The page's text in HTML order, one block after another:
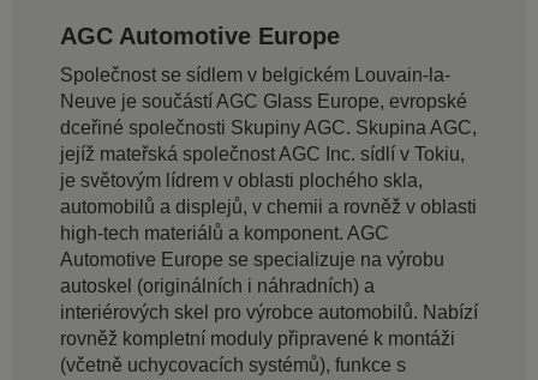
AGC Automotive Europe
Společnost se sídlem v belgickém Louvain-la-
Neuve je součástí AGC Glass Europe, evropské
dceřiné společnosti Skupiny AGC. Skupina AGC,
jejíž mateřská společnost AGC Inc. sídlí v Tokiu,
je světovým lídrem v oblasti plochého skla,
automobilů a displejů, v chemii a rovněž v oblasti
high-tech materiálů a komponent. AGC
Automotive Europe se specializuje na výrobu
autoskel (originálních i náhradních) a
interiérových skel pro výrobce automobilů. Nabízí
rovněž kompletní moduly připravené k montáži
(včetně uchycovacích systémů), funkce s